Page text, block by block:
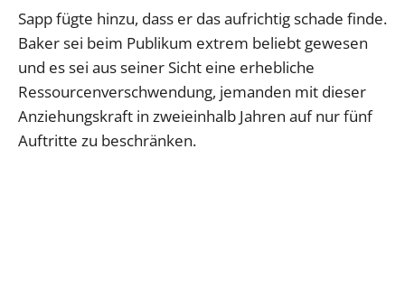
Sapp fügte hinzu, dass er das aufrichtig schade finde.
Baker sei beim Publikum extrem beliebt gewesen
und es sei aus seiner Sicht eine erhebliche
Ressourcenverschwendung, jemanden mit dieser
Anziehungskraft in zweieinhalb Jahren auf nur fünf
Auftritte zu beschränken.